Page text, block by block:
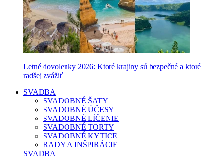
Letné dovolenky 2026: Ktoré krajiny sú bezpečné a ktoré
radšej zvážiť
SVADBA
SVADOBNÉ ŠATY
SVADOBNÉ ÚČESY
SVADOBNÉ LÍČENIE
SVADOBNÉ TORTY
SVADOBNÉ KYTICE
RADY A INŠPIRÁCIE
SVADBA